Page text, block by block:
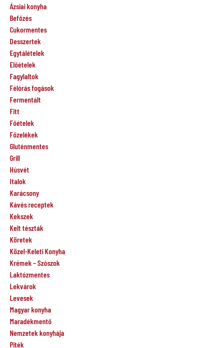
Ázsiai konyha
Befőzés
Cukormentes
Desszertek
Egytálételek
Előételek
Fagylaltok
Félórás fogások
Fermentált
Fitt
Főételek
Főzelékek
Gluténmentes
Grill
Húsvét
Italok
Karácsony
Kávés receptek
Kekszek
Kelt tészták
Köretek
Közel-Keleti Konyha
Krémek – Szószok
Laktózmentes
Lekvárok
Levesek
Magyar konyha
Maradékmentő
Nemzetek konyhája
Piték